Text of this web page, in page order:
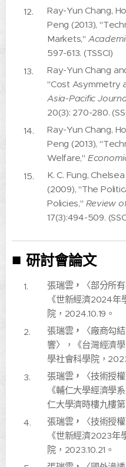
Ray-Yun Chang,
Peng (2013),
Markets,"
597-613. (TSSCI)
Ray-Yun Chang
"Cost Asymmetry
Asia-Pacific
20(3): 270-280.
Ray-Yun Chang,
Peng (2013),
Welfare,"
K. C. Fung,
(2009), "The
Policies," Review
17(3):494-509.
■ 研討會論文
張瑞雲，
〈部分所
《世新經濟2024年
院，2024.10.19。
張瑞雲，
〈廠商勾
響〉，《台灣經濟
學社會科學院，
張瑞雲，
〈技術授
《輔仁大學經濟學
仁大學濟時樓九樓
張瑞雲，
〈技術授
《世新經濟2023年
院，2023.10.21。